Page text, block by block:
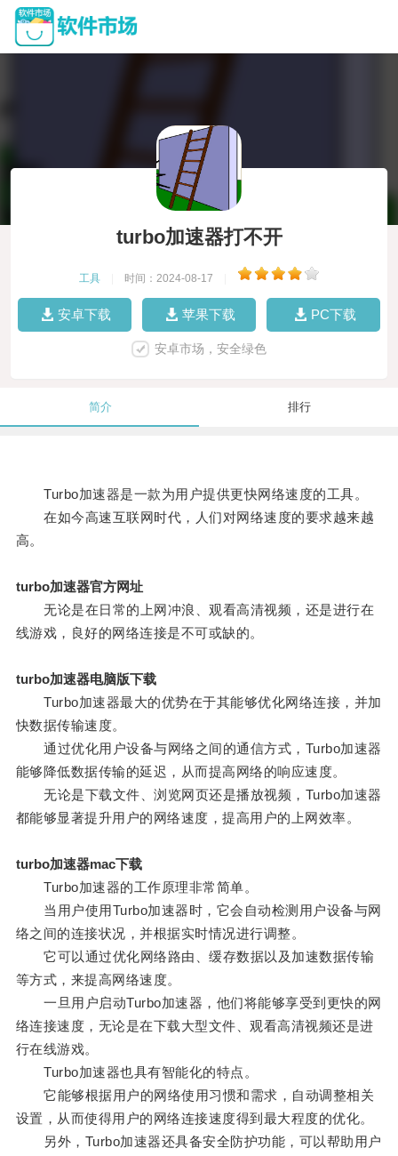
turbo加速器打不开
工具 时间：2024-08-17
安卓下载 苹果下载 PC下载
安卓市场，安全绿色
简介 排行
Turbo加速器是一款为用户提供更快网络速度的工具。
在如今高速互联网时代，人们对网络速度的要求越来越
高。
turbo加速器官方网址
无论是在日常的上网冲浪、观看高清视频，还是进行在
线游戏，良好的网络连接是不可或缺的。
turbo加速器电脑版下载
Turbo加速器最大的优势在于其能够优化网络连接，并加
快数据传输速度。
通过优化用户设备与网络之间的通信方式，Turbo加速器
能够降低数据传输的延迟，从而提高网络的响应速度。
无论是下载文件、浏览网页还是播放视频，Turbo加速器
都能够显著提升用户的网络速度，提高用户的上网效率。
turbo加速器mac下载
Turbo加速器的工作原理非常简单。
当用户使用Turbo加速器时，它会自动检测用户设备与网
络之间的连接状况，并根据实时情况进行调整。
它可以通过优化网络路由、缓存数据以及加速数据传输
等方式，来提高网络速度。
一旦用户启动Turbo加速器，他们将能够享受到更快的网
络连接速度，无论是在下载大型文件、观看高清视频还是进
行在线游戏。
Turbo加速器也具有智能化的特点。
它能够根据用户的网络使用习惯和需求，自动调整相关
设置，从而使得用户的网络连接速度得到最大程度的优化。
另外，Turbo加速器还具备安全防护功能，可以帮助用户